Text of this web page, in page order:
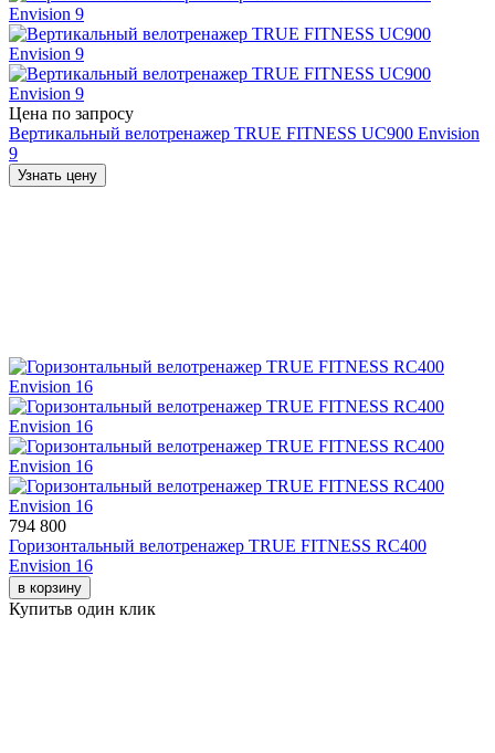
Цена по запросу
Вертикальный велотренажер TRUE FITNESS UC900 Envision
9
Узнать цену
794 800
Горизонтальный велотренажер TRUE FITNESS RC400
Envision 16
в корзину
Купитьв один клик